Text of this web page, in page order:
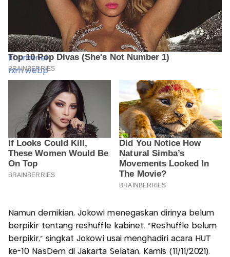
Namun demikian, Jokowi menegaskan dirinya belum
berpikir tentang reshuffle kabinet. "Reshuffle belum
berpikir," singkat Jokowi usai menghadiri acara HUT
ke-10 NasDem di Jakarta Selatan, Kamis (11/11/2021).